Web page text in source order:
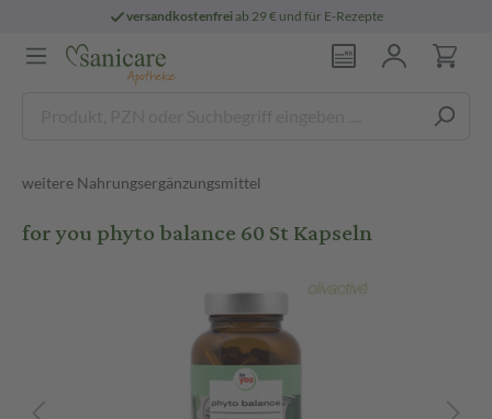
versandkostenfreiab 29 € und für E-Rezepte
weitere Nahrungsergänzungsmittel
for you phyto balance 60 St Kapseln